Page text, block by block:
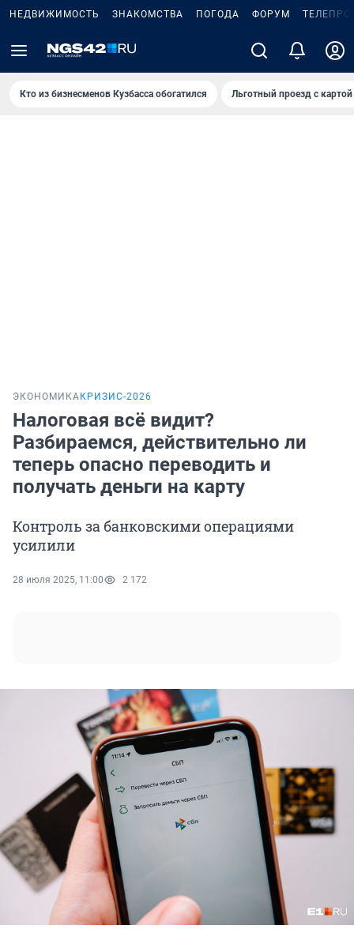
НЕДВИЖИМОСТЬ ЗНАКОМСТВА ПОГОДА ФОРУМ
Кто из бизнесменов Кузбасса обогатился Льготный проезд с
ЭКОНОМИКА КРИЗИС-2026
Налоговая всё видит?
Разбираемся, действительно ли
теперь опасно переводить и
получать деньги на карту
Контроль за банковскими операциями
усилили
28 июля 2025, 11:00 2 172